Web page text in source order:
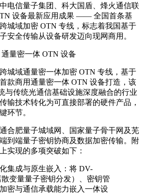
电信量子集团、科大国盾、烽火通信联
设备最新应用成果 —— 全国首条基
城域加密 OTN 专线，标志着我国基于
安全传输从设备研发迈向现网商用。
量密一体 OTN 设备
城域通量密一体加密 OTN 专线，基于
款商用通量密一体 OTN 设备打造，该
与传统光通信基础设施深度融合的行业
输技术转化为可直接部署的硬件产品，
环节。
合肥量子城域网、国家量子骨干网及芜
到端量子密钥协商及数据加密传输。附
实现的多项突破如下：
集成与原生嵌入：将 DV-
变量量子密钥分发）、密钥管
密与通信承载能力嵌入一体设